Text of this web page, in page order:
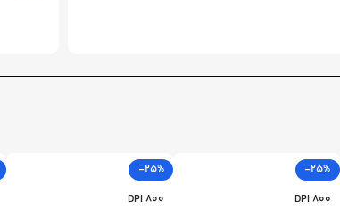
-25%
800 DPI
-25%
800 DPI